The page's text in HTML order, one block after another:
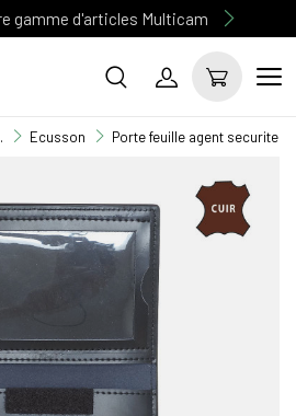
gamme d'articles Multicam
Ecusson Porte feuille agent securite